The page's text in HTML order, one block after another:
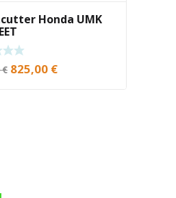
Honda UMK
€ Original
825,00 €Current